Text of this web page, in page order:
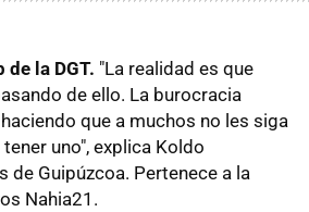
de la DGT. "La realidad es que
de ello. La burocracia
que a muchos no les siga
uno", explica Koldo
de Guipúzcoa. Pertenece a la
Nahia21.